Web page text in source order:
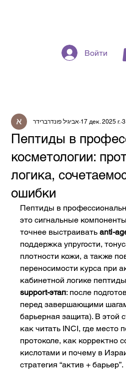
Войти
Пептиды в
косметологии:
логика,
ошибки
אביגיל פונדרברידר 17 дек. 2025 г.
Пептиды в
это сигнальные
точнее выстраивать anti-
поддержка упругости,
плотности кожи, а также
переносимости курса при
кабинетной логике
support-этап: после
перед завершающими
барьерная защита). В этой
как читать INCI, где место
протоколе, как корректно
кислотами и почему в
стратегия “актив + барьер”.